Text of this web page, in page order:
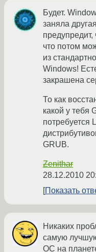
Будет.
заняла
предупредит,
что потом
из
Windows!
закрашена
То как
какой у тебя
потребуется
GRUB.
Zenithar
28.12.2010
Показать
Никаких
самую
ОС на